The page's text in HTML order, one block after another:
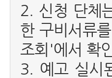
2. 신청 단체
한 구비서류
조회'에서 확
3. 예고 실시